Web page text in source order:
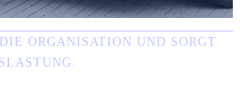
ORGANISATION UND SORGT